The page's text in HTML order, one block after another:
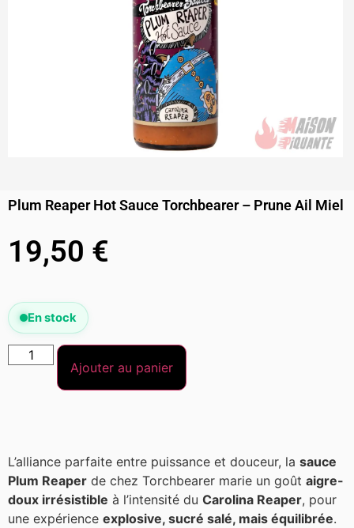
Plum Reaper Hot Sauce Torchbearer – Prune Ail Miel
19,50 €
En stock
Ajouter au panier
L’alliance parfaite entre puissance et douceur, la sauce
Plum Reaper de chez Torchbearer marie un goût aigre-
doux irrésistible à l’intensité du Carolina Reaper, pour
une expérience explosive, sucré salé, mais équilibrée.